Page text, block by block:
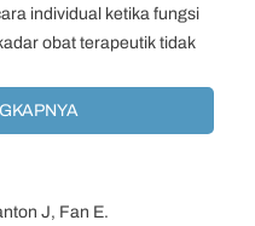
individual ketika fungsi
obat terapeutik tidak
J, Fan E.